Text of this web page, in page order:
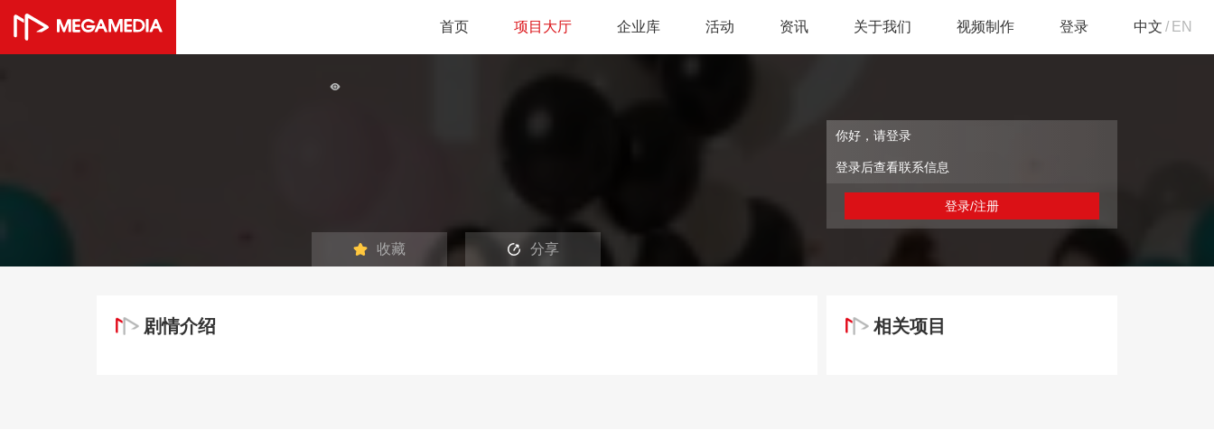
首页 项目大厅 企业库 活动 资讯 关于我们 视频制作 登录 中文 / EN
收藏 分享
你好，请登录
登录后查看联系信息
登录/注册
剧情介绍 相关项目